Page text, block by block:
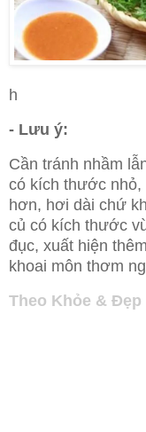
h
- Lưu ý:
Cần tránh nhầm
có kích thước nhỏ,
hơn, hơi dài chứ
củ có kích thước
đục, xuất hiện
khoai môn thơm
Theo Khỏe & Đẹp